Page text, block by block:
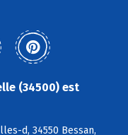
(34500) est
d, 34550 Bessan,